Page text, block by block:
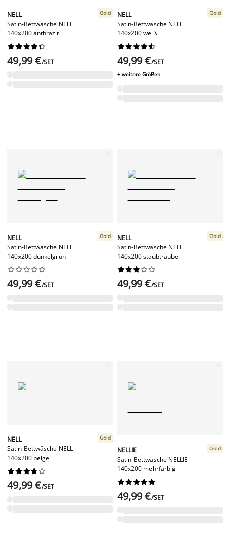
NELL
Satin-Bettwäsche NELL
140x200 anthrazit
Gold






49,99 €/SET
NELL
Satin-Bettwäsche NELL
140x200 weiß
Gold






49,99 €/SET
+ weitere Größen
NELL
Satin-Bettwäsche NELL
140x200 dunkelgrün
Gold






49,99 €/SET
NELL
Satin-Bettwäsche NELL
140x200 staubtraube
Gold






49,99 €/SET
NELL
Satin-Bettwäsche NELL
140x200 beige
Gold






49,99 €/SET
NELLIE
Satin-Bettwäsche NELLIE
140x200 mehrfarbig
Gold






49,99 €/SET